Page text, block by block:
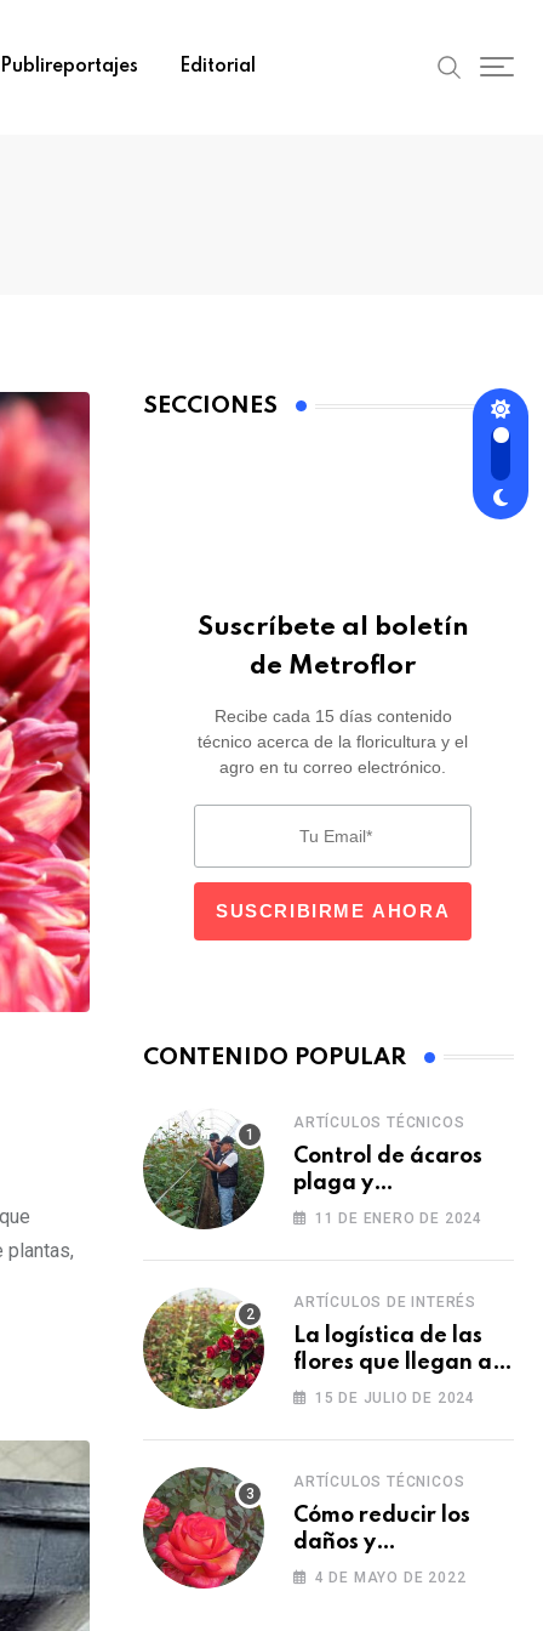
Publireportajes Editorial
plantas,
SECCIONES
Suscríbete al boletín
de Metroflor
Recibe cada 15 días contenido
técnico acerca de la floricultura y el
agro en tu correo electrónico.
CONTENIDO POPULAR
ARTÍCULOS TÉCNICOS
Control de ácaros
plaga y
fortalecimiento de
11 DE ENERO DE 2024
ARTÍCULOS DE INTERÉS
La logística de las
flores que llegan a
los Estados Unidos
15 DE JULIO DE 2024
ARTÍCULOS TÉCNICOS
Cómo reducir los
daños y
afectaciones
4 DE MAYO DE 2022